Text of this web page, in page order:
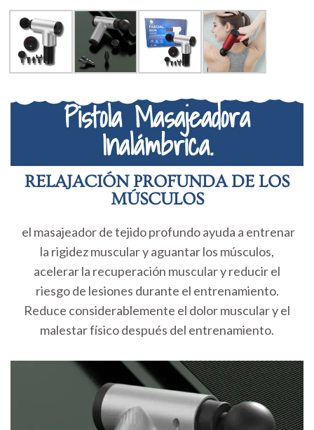
Pistola Masajeadora
Inalámbrica.
RELAJACIÓN PROFUNDA DE LOS
MÚSCULOS
el masajeador de tejido profundo ayuda a entrenar
la rigidez muscular y aguantar los músculos,
acelerar la recuperación muscular y reducir el
riesgo de lesiones durante el entrenamiento.
Reduce considerablemente el dolor muscular y el
malestar físico después del entrenamiento.